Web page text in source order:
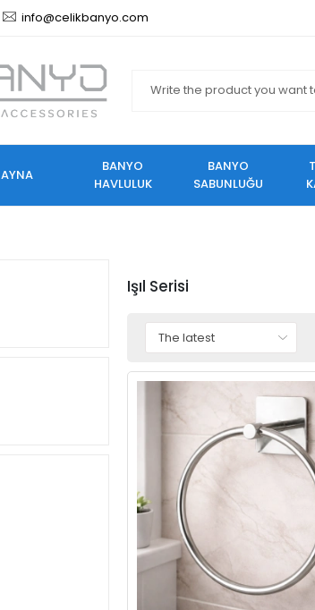
info@celikbanyo.com
AYNA
BANYO
HAVLULUK
BANYO
SABUNLUĞU
Işıl Serisi